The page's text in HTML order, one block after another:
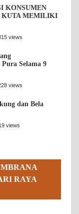
KONSUMEN
KUTA MEMILIKI
views
Pura Selama 9
views
dan Bela
views
RAYA